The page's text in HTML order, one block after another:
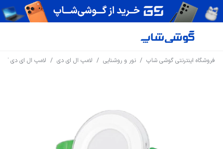
فروشگاه اینترنتی گوشی شاپ / نور و روشنایی / لامپ ال ای دی / لامپ ال ای دی 7 وات پارس شعاع توس مدل پرو گلاریس